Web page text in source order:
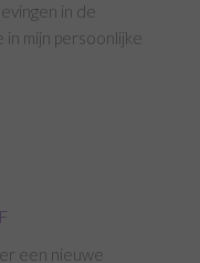
in de
mijn persoonlijke
een nieuwe